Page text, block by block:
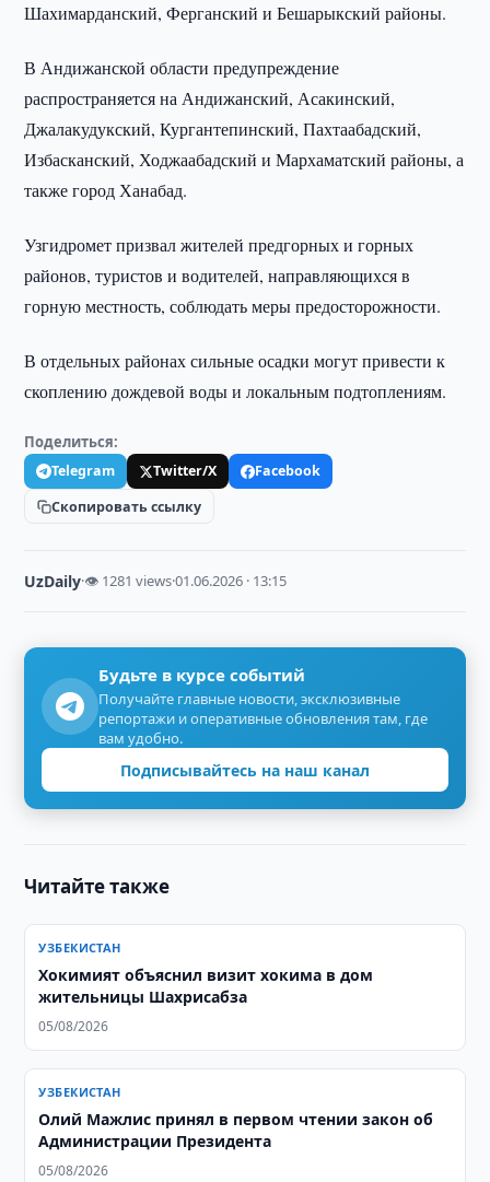
Шахимарданский, Ферганский и Бешарыкский районы.
В Андижанской области предупреждение
распространяется на Андижанский, Асакинский,
Джалакудукский, Кургантепинский, Пахтаабадский,
Избасканский, Ходжаабадский и Мархаматский районы, а
также город Ханабад.
Узгидромет призвал жителей предгорных и горных
районов, туристов и водителей, направляющихся в
горную местность, соблюдать меры предосторожности.
В отдельных районах сильные осадки могут привести к
скоплению дождевой воды и локальным подтоплениям.
Поделиться:
Telegram Twitter/X
Facebook
Скопировать ссылку
UzDaily·👁 1281 views·01.06.2026 · 13:15
Будьте в курсе событий
Получайте главные новости, эксклюзивные
репортажи и оперативные обновления там, где
вам удобно.
Подписывайтесь на наш канал
Читайте также
УЗБЕКИСТАН
Хокимият объяснил визит хокима в дом
жительницы Шахрисабза
05/08/2026
УЗБЕКИСТАН
Олий Мажлис принял в первом чтении закон об
Администрации Президента
05/08/2026